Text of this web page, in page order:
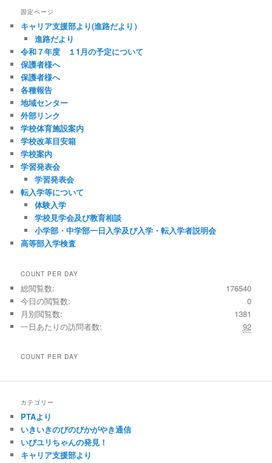
固定ページ
キャリア支援部より(進路だより）
進路だより
令和７年度 １1月の予定について
保護者様へ
保護者様へ
各種報告
地域センター
外部リンク
学校体育施設案内
学校改革目安箱
学校案内
学習発表会
学習発表会
転入学等について
体験入学
学校見学会及び教育相談
小学部・中学部一日入学及び入学・転入学者説明会
高等部入学検査
COUNT PER DAY
176540
総閲覧数:
0
今日の閲覧数:
1381
月別閲覧数:
92
一日あたりの訪問者数:
COUNT PER DAY
カテゴリー
PTAより
いきいきのびのびかがやき通信
いびユリちゃんの発見！
キャリア支援部より